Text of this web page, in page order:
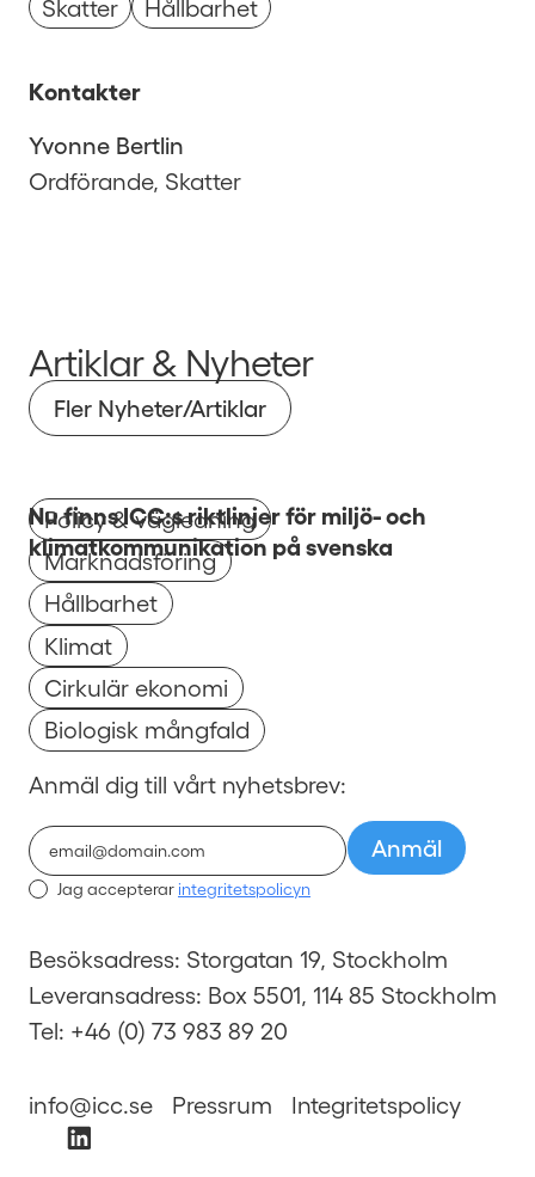
Skatter Hållbarhet
Kontakter
Yvonne Bertlin
Ordförande, Skatter
Artiklar & Nyheter
Fler Nyheter/Artiklar
Policy & vägledning
Marknadsföring
Hållbarhet
Klimat
Cirkulär ekonomi
Biologisk mångfald
Nu finns ICC:s riktlinjer för miljö- och
klimatkommunikation på svenska
Anmäl dig till vårt nyhetsbrev:
Jag accepterar integritetspolicyn
Besöksadress: Storgatan 19, Stockholm
Leveransadress: Box 5501, 114 85 Stockholm
Tel: +46 (0) 73 983 89 20
info@icc.se Pressrum Integritetspolicy